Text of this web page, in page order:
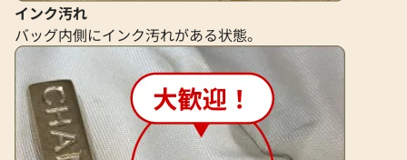
インク汚れ
バッグ内側にインク汚れがある状態。